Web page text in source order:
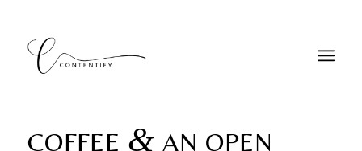
COFFEE & AN OPEN